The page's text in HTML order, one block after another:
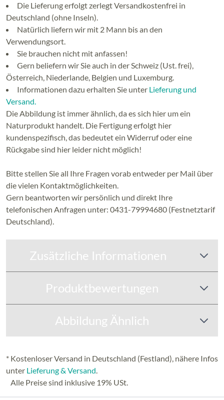
Die Lieferung erfolgt zerlegt Versandkostenfrei in
Deutschland (ohne Inseln).
Natürlich liefern wir mit 2 Mann bis an den
Verwendungsort.
Sie brauchen nicht mit anfassen!
Gern beliefern wir Sie auch in der Schweiz (Ust. frei),
Österreich, Niederlande, Belgien und Luxemburg.
Informationen dazu erhalten Sie unter Lieferung und
Versand.
Die Abbildung ist immer ähnlich, da es sich hier um ein
Naturprodukt handelt. Die Fertigung erfolgt hier
kundenspezifisch, das bedeutet ein Widerruf oder eine
Rückgabe sind hier leider nicht möglich!
Bitte stellen Sie all Ihre Fragen vorab entweder per Mail über
die vielen Kontaktmöglichkeiten.
Gern beantworten wir persönlich und direkt Ihre
telefonischen Anfragen unter: 0431-79994680 (Festnetztarif
Deutschland).
Zusätzliche Informationen
Produktbewertungen
Abbildung Ähnlich
* Kostenloser Versand in Deutschland (Festland), nähere Infos
unter Lieferung & Versand.
Alle Preise sind inklusive 19% USt.